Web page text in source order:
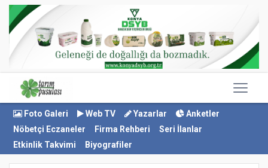
Foto Galeri Web TV Yazarlar
Anketler
Nöbetçi Eczaneler
Firma Rehberi
Seri İlanlar
Etkinlik Takvimi
Biyografiler